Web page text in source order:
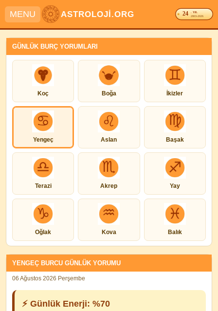
MENU ASTROLOJİ.ORG 24 . YIL
2003-2026
GÜNLÜK BURÇ YORUMLARI
Koç Boğa İkizler
Yengeç Aslan Başak
Terazi Akrep Yay
Oğlak Kova Balık
YENGEÇ BURCU GÜNLÜK YORUMU
06 Ağustos 2026 Perşembe
⚡ Günlük Enerji: %70